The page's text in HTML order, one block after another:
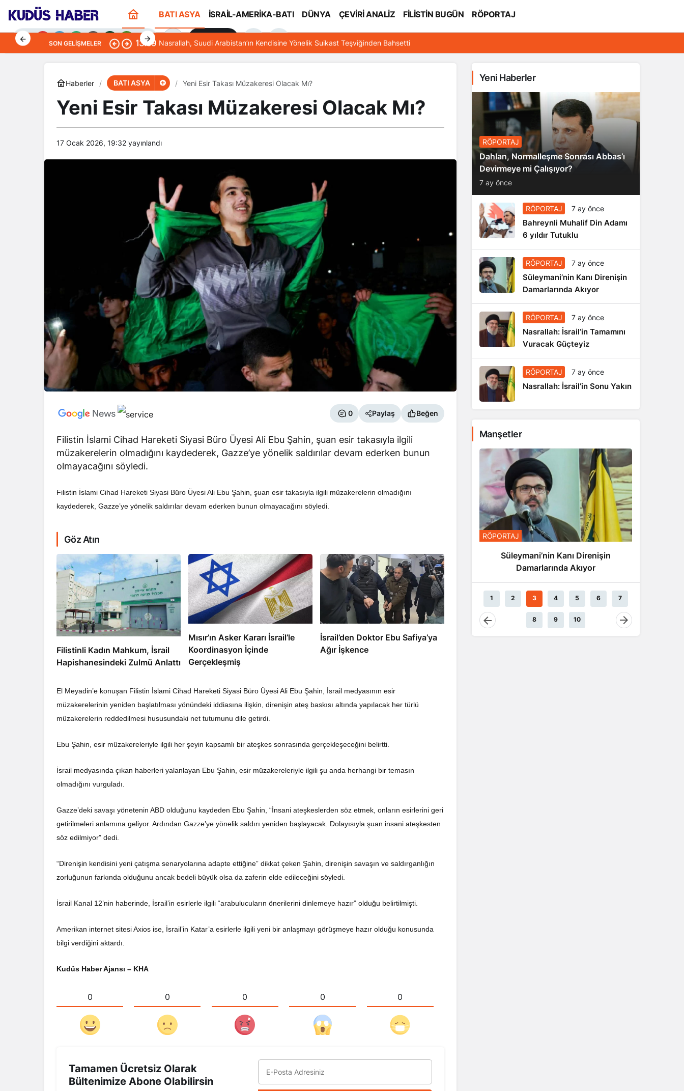
BATI ASYA İSRAİL-AMERİKA-BATI DÜNYA ÇEVİRİ ANALİZ FİLİSTİN BUGÜN RÖPORTAJ
Gündüz Modu
Sana Özel
SON GELIŞMELER 13:09 Nasrallah, Suudi Arabistan’ın Kendisine Yönelik Suikast Teşviğinden Bahsetti
Haberler BATI ASYA Yeni Esir Takası Müzakeresi Olacak Mı?
Yeni Esir Takası Müzakeresi Olacak Mı?
17 Ocak 2026, 19:32 yayınlandı
0 Paylaş Beğen
Filistin İslami Cihad Hareketi Siyasi Büro Üyesi Ali Ebu Şahin, şuan esir takasıyla ilgili
müzakerelerin olmadığını kaydederek, Gazze’ye yönelik saldırılar devam ederken bunun
olmayacağını söyledi.
Filistin İslami Cihad Hareketi Siyasi Büro Üyesi Ali Ebu Şahin, şuan esir takasıyla ilgili müzakerelerin olmadığını
kaydederek, Gazze’ye yönelik saldırılar devam ederken bunun olmayacağını söyledi.
Göz Atın
Filistinli Kadın Mahkum, İsrail
Hapishanesindeki Zulmü Anlattı
Mısır’ın Asker Kararı İsrail’le
Koordinasyon İçinde
Gerçekleşmiş
İsrail’den Doktor Ebu Safiya’ya
Ağır İşkence
El Meyadin’e konuşan Filistin İslami Cihad Hareketi Siyasi Büro Üyesi Ali Ebu Şahin, İsrail medyasının esir
müzakerelerinin yeniden başlatılması yönündeki iddiasına ilişkin, direnişin ateş baskısı altında yapılacak her türlü
müzakerelerin reddedilmesi hususundaki net tutumunu dile getirdi.
Ebu Şahin, esir müzakereleriyle ilgili her şeyin kapsamlı bir ateşkes sonrasında gerçekleşeceğini belirtti.
İsrail medyasında çıkan haberleri yalanlayan Ebu Şahin, esir müzakereleriyle ilgili şu anda herhangi bir temasın
olmadığını vurguladı.
Gazze’deki savaşı yönetenin ABD olduğunu kaydeden Ebu Şahin, “İnsani ateşkeslerden söz etmek, onların esirlerini geri
getirilmeleri anlamına geliyor. Ardından Gazze’ye yönelik saldırı yeniden başlayacak. Dolayısıyla şuan insani ateşkesten
söz edilmiyor” dedi.
“Direnişin kendisini yeni çatışma senaryolarına adapte ettiğine” dikkat çeken Şahin, direnişin savaşın ve saldırganlığın
zorluğunun farkında olduğunu ancak bedeli büyük olsa da zaferin elde edileceğini söyledi.
İsrail Kanal 12’nin haberinde, İsrail’in esirlerle ilgili “arabulucuların önerilerini dinlemeye hazır” olduğu belirtilmişti.
Amerikan internet sitesi Axios ise, İsrail’in Katar’a esirlerle ilgili yeni bir anlaşmayı görüşmeye hazır olduğu konusunda
bilgi verdiğini aktardı.
Kudüs Haber Ajansı – KHA
0 0 0 0 0
Tamamen Ücretsiz Olarak
Bültenimize Abone Olabilirsin
Yeni Haberler
RÖPORTAJ
Dahlan, Normalleşme Sonrası Abbas’ı
Devirmeye mi Çalışıyor?
7 ay önce
RÖPORTAJ 7 ay önce
Bahreynli Muhalif Din Adamı
6 yıldır Tutuklu
RÖPORTAJ 7 ay önce
Süleymani’nin Kanı Direnişin
Damarlarında Akıyor
RÖPORTAJ 7 ay önce
Nasrallah: İsrail’in Tamamını
Vuracak Güçteyiz
RÖPORTAJ 7 ay önce
Nasrallah: İsrail’in Sonu Yakın
Manşetler
Dahlan, Normalleşme Sonrası
Abbas’ı Devirmeye mi Çalışıyor?
Bahreynli Muhalif Din Adamı 6
yıldır Tutuklu
RÖPORTAJ
Süleymani’nin Kanı Direnişin
Damarlarında Akıyor
1 2 3 4 5 6 7
8 9 10